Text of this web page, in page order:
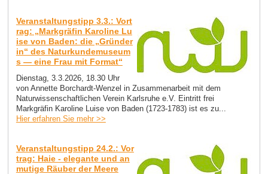
Veranstaltungstipp 3.3.: Vort
rag: „Markgräfin Karoline Lu
ise von Baden: die „Gründer
in“ des Naturkundemuseum
s — eine Frau mit Format“
Dienstag, 3.3.2026, 18.30 Uhr
von Annette Borchardt-Wenzel in Zusammenarbeit mit dem
Naturwissenschaftlichen Verein Karlsruhe e.V. Eintritt frei
Markgräfin Karoline Luise von Baden (1723-1783) ist es zu...
Hier erfahren Sie mehr >>
Veranstaltungstipp 24.2.: Vor
trag: Haie - elegante und an
mutige Räuber der Meere